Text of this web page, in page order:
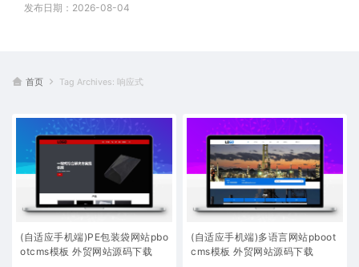
发布日期：2026-08-04
首页 Tag Archives: 响应式
(自适应手机端)PE包装袋网站pbo
otcms模板 外贸网站源码下载
(自适应手机端)多语言网站pboot
cms模板 外贸网站源码下载